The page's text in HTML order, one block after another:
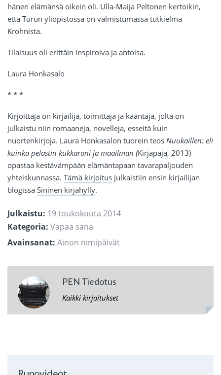
hänen elämänsä oikein oli. Ulla-Maija Peltonen kertoikin,
että Turun yliopistossa on valmistumassa tutkielma
Krohnista.
Tilaisuus oli erittäin inspiroiva ja antoisa.
Laura Honkasalo
* * *
Kirjoittaja on kirjailija, toimittaja ja kääntäjä, jolta on
julkaistu niin romaaneja, novelleja, esseitä kuin
nuortenkirjoja. Laura Honkasalon tuorein teos Nuukaillen: eli
kuinka pelastin kukkaroni ja maailman (Kirjapaja, 2013)
opastaa kestävämpään elämäntapaan tavarapaljouden
yhteiskunnassa. Tämä kirjoitus julkaistiin ensin kirjailijan
blogissa Sininen kirjahylly.
Julkaistu: 19 toukokuuta 2014
Kategoria: Vapaa sana
Avainsanat: Ainon nimipäivät
PEN Tiedotus
Kaikki kirjoitukset